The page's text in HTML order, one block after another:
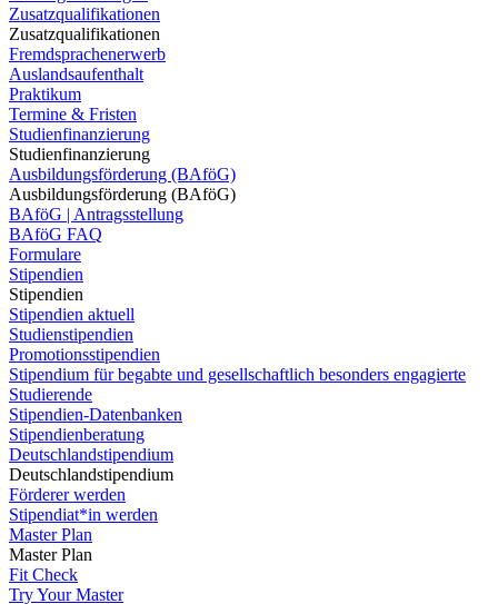
Zusatzqualifikationen
Zusatzqualifikationen
Fremdsprachenerwerb
Auslandsaufenthalt
Praktikum
Termine & Fristen
Studienfinanzierung
Studienfinanzierung
Ausbildungsförderung (BAföG)
Ausbildungsförderung (BAföG)
BAföG | Antragsstellung
BAföG FAQ
Formulare
Stipendien
Stipendien
Stipendien aktuell
Studienstipendien
Promotionsstipendien
Stipendium für begabte und gesellschaftlich besonders engagierte
Studierende
Stipendien-Datenbanken
Stipendienberatung
Deutschlandstipendium
Deutschlandstipendium
Förderer werden
Stipendiat*in werden
Master Plan
Master Plan
Fit Check
Try Your Master